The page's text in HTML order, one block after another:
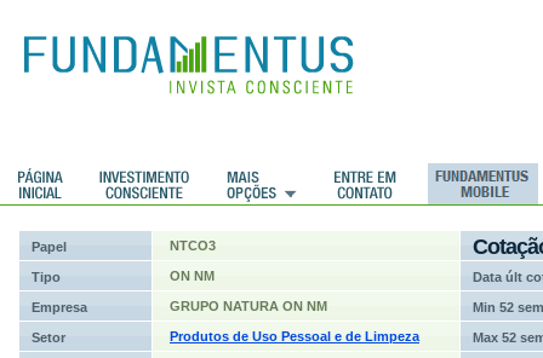
Papel NTCO3
Tipo ON NM Data últ
Empresa GRUPO NATURA ON NM Min 52 sem
Setor Produtos de Uso Pessoal e de Limpeza Max 52